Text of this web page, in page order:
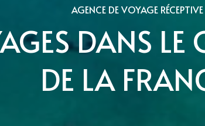
AGENCE DE VOYAGE RÉCEPTIVE
DANS LE
DE LA